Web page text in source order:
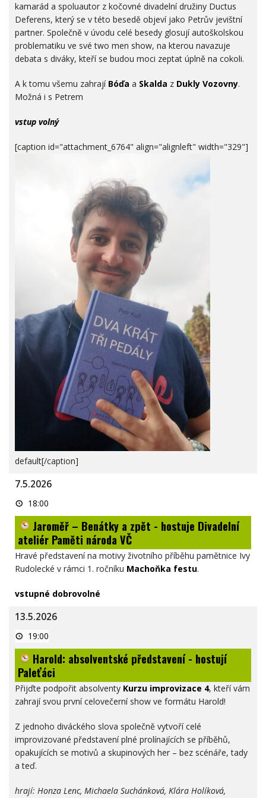
kamarád a spoluautor z kočovné divadelní družiny Ductus
Deferens, který se v této besedě objeví jako Petrův jevištní
partner. Společně v úvodu celé besedy glosují autoškolskou
problematiku ve své two men show, na kterou navazuje
debata s diváky, kteří se budou moci zeptat úplně na cokoli.
A k tomu všemu zahrají Bóďa a Skalda z Dukly Vozovny.
Možná i s Petrem
vstup volný
[caption id="attachment_6764" align="alignleft" width="329"]
default[/caption]
7.5.2026
Jaroměř
–
Benátky
zpět
hostuje
Divadelní
ateliér
Paměti
VČ
18:00
Jaroměř – Benátky a zpět - hostuje Divadelní
ateliér Paměti národa VČ
Hravé představení na motivy životního příběhu pamětnice Ivy
Rudolecké v rámci 1. ročníku Machoňka festu.
vstupné dobrovolné
13.5.2026
Harold:
absolventské
představení
hostují
Paleťáci
19:00
Harold: absolventské představení - hostují
Paleťáci
Přijďte podpořit absolventy Kurzu improvizace 4, kteří vám
zahrají svou první celovečerní show ve formátu Harold!
Z jednoho diváckého slova společně vytvoří celé
improvizované představení plné prolínajících se příběhů,
opakujících se motivů a skupinových her – bez scénáře, tady
a teď.
hrají: Honza Lenc, Michaela Suchánková, Klára Holíková,